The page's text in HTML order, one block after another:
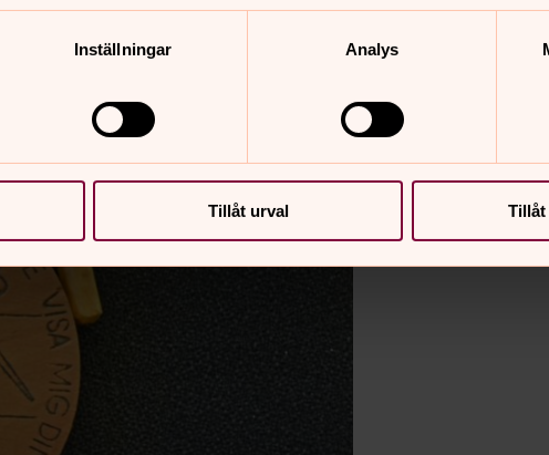
Inställningar Analys
Tillåt urval Tillåt